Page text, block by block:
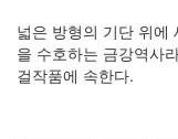
넓은 방형의 기단 위에
을 수호하는 금강역사
걸작품에 속한다.